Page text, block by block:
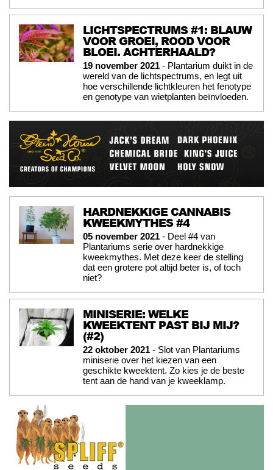
LICHTSPECTRUMS #1: BLAUW
VOOR GROEI, ROOD VOOR
BLOEI. ACHTERHAALD?
19 november 2021 - Plantarium duikt in de
wereld van de lichtspectrums, en legt uit
hoe verschillende lichtkleuren het fenotype
en genotype van wietplanten beïnvloeden.
HARDNEKKIGE CANNABIS
KWEEKMYTHES #4
05 november 2021 - Deel #4 van
Plantariums serie over hardnekkige
kweekmythes. Met deze keer de stelling
dat een grotere pot altijd beter is, of toch
niet?
MINISERIE: WELKE
KWEEKTENT PAST BIJ MIJ?
(#2)
22 oktober 2021 - Slot van Plantariums
miniserie over het kiezen van een
geschikte kweektent. Zo kies je de beste
tent aan de hand van je kweeklamp.